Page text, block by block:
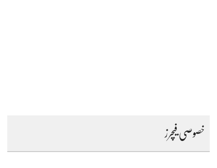
خصوصی فیچرز